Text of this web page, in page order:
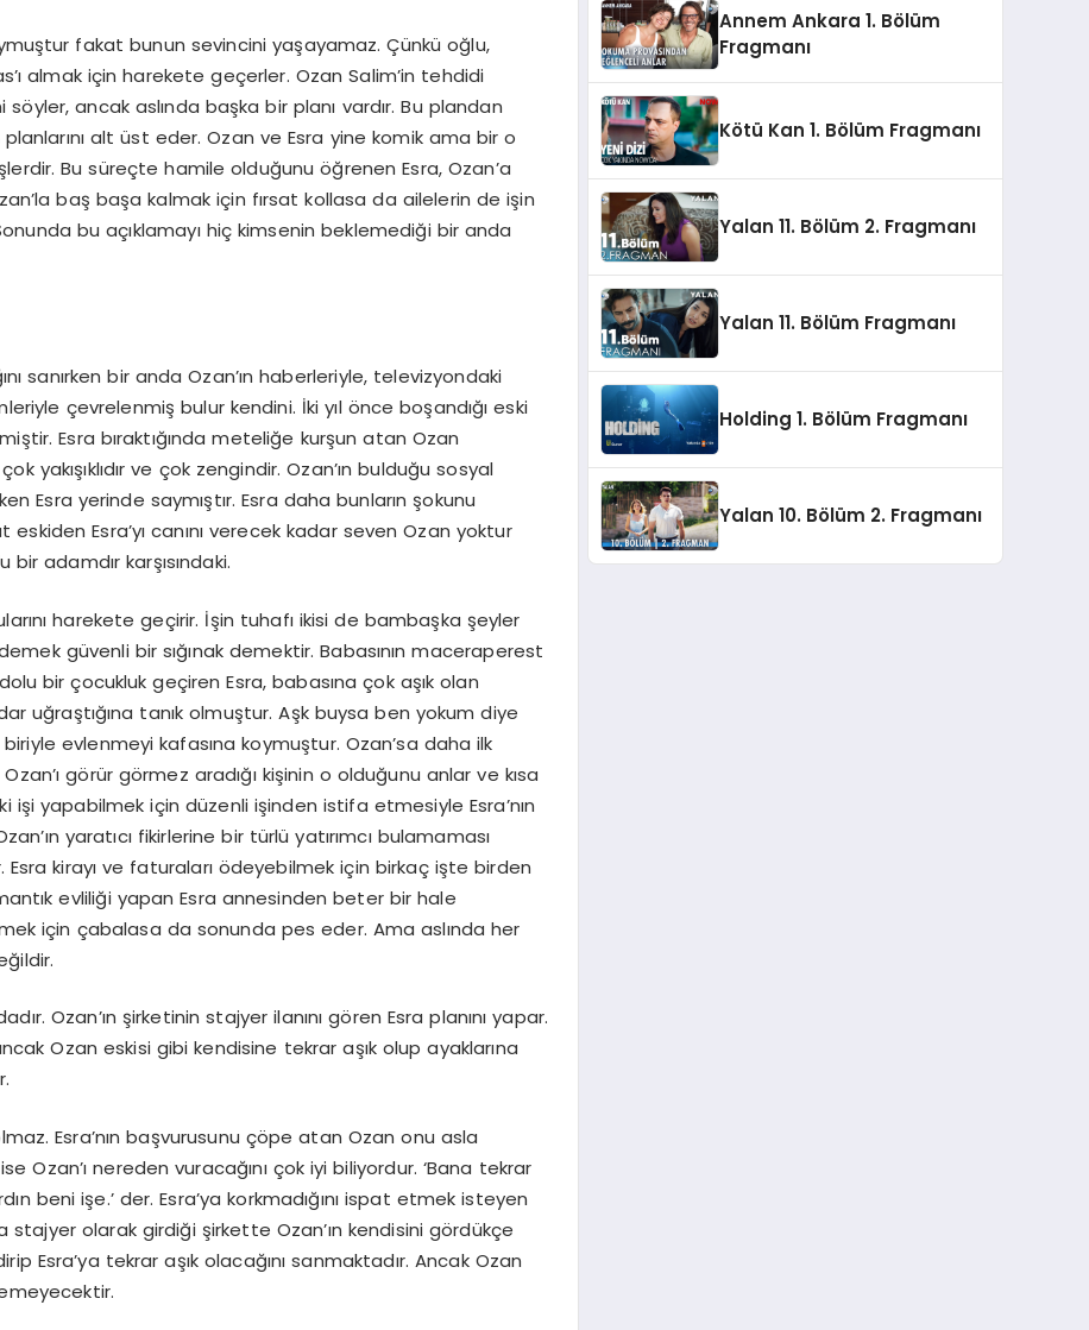
fakat bunun sevincini yaşayamaz. Çünkü oğlu,
almak için harekete geçerler. Ozan Salim’in tehdidi
ancak aslında başka bir planı vardır. Bu plandan
alt üst eder. Ozan ve Esra yine komik ama bir o
Bu süreçte hamile olduğunu öğrenen Esra, Ozan’a
baş başa kalmak için fırsat kollasa da ailelerin de işin
bu açıklamayı hiç kimsenin beklemediği bir anda
sanırken bir anda Ozan’ın haberleriyle, televizyondaki
çevrelenmiş bulur kendini. İki yıl önce boşandığı eski
Esra bıraktığında meteliğe kurşun atan Ozan
yakışıklıdır ve çok zengindir. Ozan’ın bulduğu sosyal
Esra yerinde saymıştır. Esra daha bunların şokunu
Esra’yı canını verecek kadar seven Ozan yoktur
bir adamdır karşısındaki.
harekete geçirir. İşin tuhafı ikisi de bambaşka şeyler
güvenli bir sığınak demektir. Babasının maceraperest
bir çocukluk geçiren Esra, babasına çok aşık olan
uğraştığına tanık olmuştur. Aşk buysa ben yokum diye
evlenmeyi kafasına koymuştur. Ozan’sa daha ilk
Ozan’ı görür görmez aradığı kişinin o olduğunu anlar ve kısa
işi yapabilmek için düzenli işinden istifa etmesiyle Esra’nın
yaratıcı fikirlerine bir türlü yatırımcı bulamaması
kirayı ve faturaları ödeyebilmek için birkaç işte birden
evliliği yapan Esra annesinden beter bir hale
için çabalasa da sonunda pes eder. Ama aslında her
Ozan’ın şirketinin stajyer ilanını gören Esra planını yapar.
Ozan eskisi gibi kendisine tekrar aşık olup ayaklarına
Esra’nın başvurusunu çöpe atan Ozan onu asla
Ozan’ı nereden vuracağını çok iyi biliyordur. ‘Bana tekrar
beni işe.’ der. Esra’ya korkmadığını ispat etmek isteyen
stajyer olarak girdiği şirkette Ozan’ın kendisini gördükçe
Esra’ya tekrar aşık olacağını sanmaktadır. Ancak Ozan
Annem Ankara 1. Bölüm
Fragmanı
Kötü Kan 1. Bölüm Fragmanı
Yalan 11. Bölüm 2. Fragmanı
Yalan 11. Bölüm Fragmanı
Holding 1. Bölüm Fragmanı
Yalan 10. Bölüm 2. Fragmanı